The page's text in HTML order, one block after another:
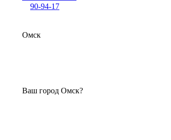
90-94-17
Омск
Ваш город Омск?